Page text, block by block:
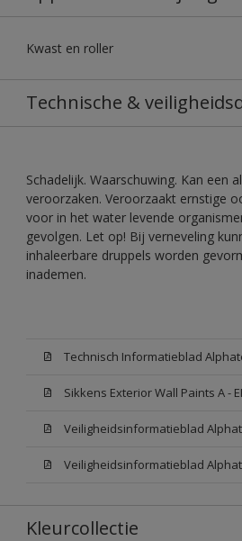
Kwast en roller
Technische &
Schadelijk. Waarschuwing. Kan een
veroorzaken. Veroorzaakt ernstige
voor in het water levende
gevolgen. Let op! Bij verneveling
inhaleerbare druppels worden
inademen.
Technisch Informatieblad
Kleurcollectie